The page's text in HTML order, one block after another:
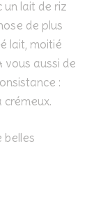
lait de riz
de plus
lait, moitié
vous aussi de
:
crémeux.
belles